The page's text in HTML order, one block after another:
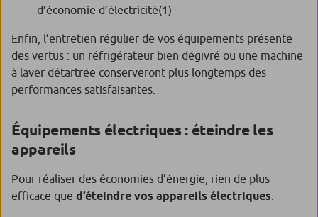
d’économie d’électricité(1)
Enfin, l’entretien régulier de vos équipements présente
des vertus : un réfrigérateur bien dégivré ou une machine
à laver détartrée conserveront plus longtemps des
performances satisfaisantes.
Équipements électriques : éteindre les
appareils
Pour réaliser des économies d’énergie, rien de plus
efficace que d’éteindre vos appareils électriques